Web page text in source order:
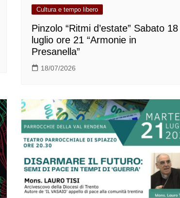
Cultura e tempo libero
Pinzolo “Ritmi d’estate” Sabato 18
luglio ore 21 “Armonie in
Presanella”
18/07/2026